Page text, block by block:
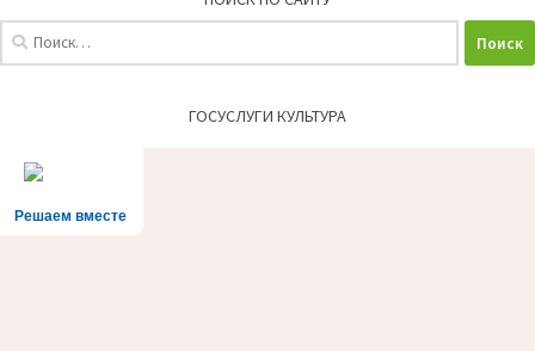
ГОСУСЛУГИ КУЛЬТУРА
Решаем вместе